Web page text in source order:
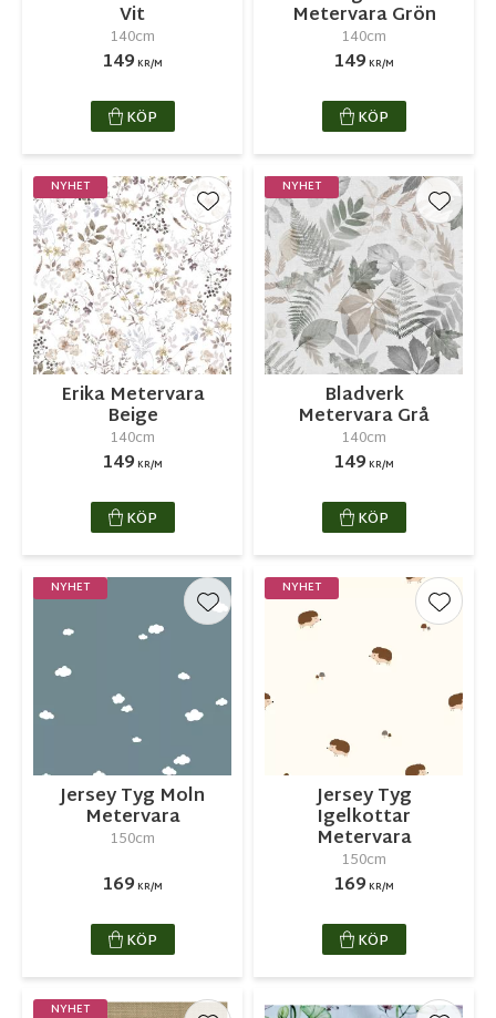
Vit
140cm
149 KR/M
KÖP
Metervara Grön
140cm
149 KR/M
KÖP
Erika Metervara
Beige
140cm
149 KR/M
NYHET
Lägg till i favoriter
KÖP
Bladverk
Metervara Grå
140cm
149 KR/M
NYHET
Lägg
KÖP
Jersey Tyg Moln
Metervara
150cm
169 KR/M
NYHET
Lägg till i favoriter
KÖP
Jersey Tyg
Igelkottar
Metervara
150cm
169 KR/M
NYHET
Lägg
KÖP
NYHET